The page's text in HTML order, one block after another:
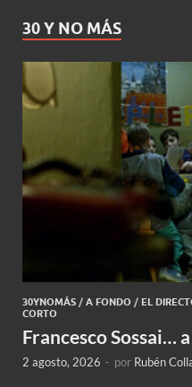
30 Y NO MÁS
30YNOMÁS / A FONDO / EL
CORTO
Francesco Sossai…
2 agosto, 2026 - por Rubén